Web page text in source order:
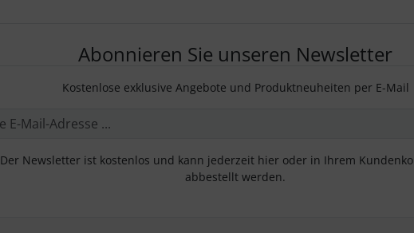
Abonnieren Sie unseren Newsletter
Kostenlose exklusive Angebote und Produktneuheiten per E-Mail
Der Newsletter ist kostenlos und kann jederzeit hier oder in Ihrem
abbestellt werden.